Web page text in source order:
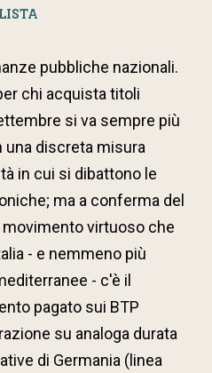
pubbliche nazionali.
chi acquista titoli
si va sempre più
una discreta misura
in cui si dibattono le
ma a conferma del
virtuoso che
- e nemmeno più
- c'è il
pagato sui BTP
su analoga durata
di Germania (linea